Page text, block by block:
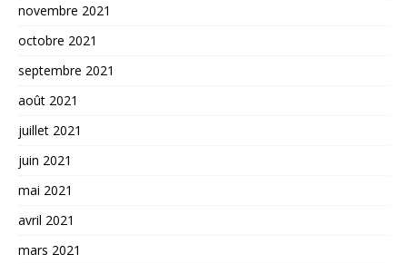
novembre 2021
octobre 2021
septembre 2021
août 2021
juillet 2021
juin 2021
mai 2021
avril 2021
mars 2021